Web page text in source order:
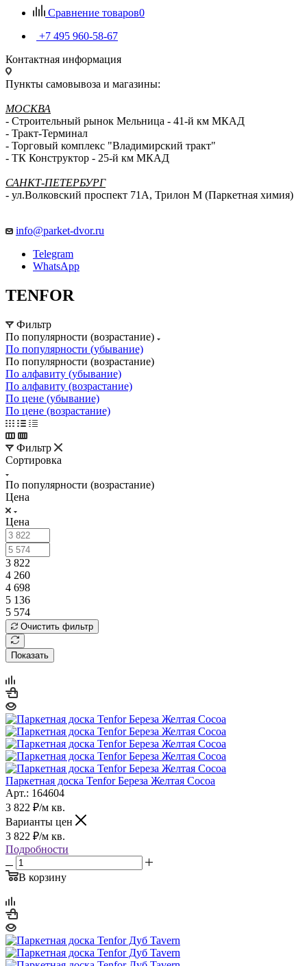
Сравнение товаров0
+7 495 960-58-67
Контактная информация
Пункты самовывоза и магазины:
МОСКВА
- Строительный рынок Мельница - 41-й км МКАД
- Тракт-Терминал
- Торговый комплекс "Владимирский тракт"
- ТК Конструктор - 25-й км МКАД
САНКТ-ПЕТЕРБУРГ
- ул.Волковский проспект 71А, Трилон М (Паркетная химия)
info@parket-dvor.ru
Telegram
WhatsApp
TENFOR
Фильтр
По популярности (возрастание)
По популярности (убывание)
По популярности (возрастание)
По алфавиту (убывание)
По алфавиту (возрастание)
По цене (убывание)
По цене (возрастание)
Фильтр
Сортировка
По популярности (возрастание)
Цена
Цена
3 822
4 260
4 698
5 136
5 574
Очистить фильтр
Показать
Паркетная доска Tenfor Береза Желтая Cocoa
Арт.: 164604
3 822 ₽/м кв.
Варианты цен
3 822 ₽/м кв.
Подробности
В корзину